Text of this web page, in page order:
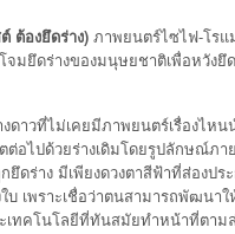
ต้องยึดร่าง) ภาพยนตร์ไซไฟ-โรแ
จมยึดร่างของมนุษยชาติเพื่อหวัง
ดาวที่ไม่เคยมีภาพยนตร์เรื่องไห
อไปด้วยร่างเดิมโดยรูปลักษณ์ภ
ร่าง มีเพียงดวงตาสีฟ้าที่ส่องปร
บ เพราะเชื่อว่าตนสามารถพัฒนา
เทคโนโลยีที่ทันสมัยทำหน้าที่ตา